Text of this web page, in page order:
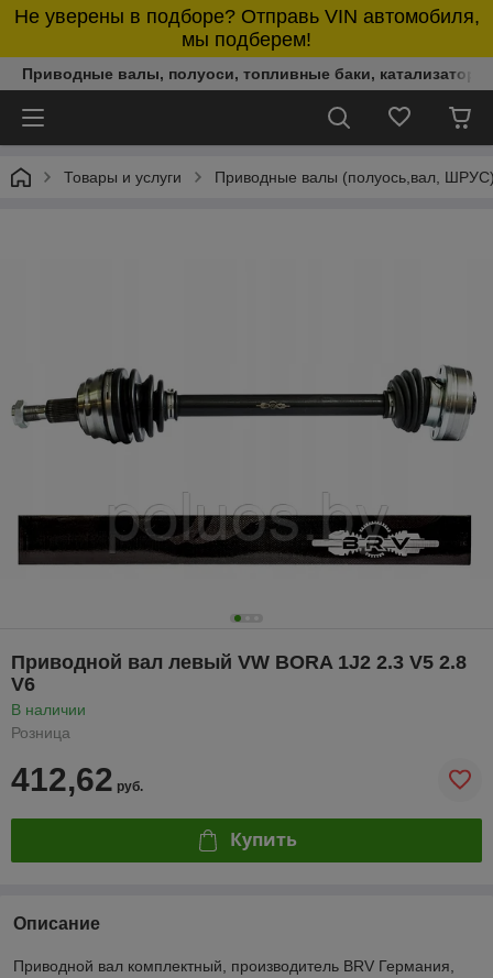
Не уверены в подборе? Отправь VIN автомобиля,
мы подберем!
Приводные валы, полуоси, топливные баки,
Товары и услуги Приводные валы (полуось,вал,
Приводной вал левый VW BORA 1J2 2.3 V5 2.8
V6
В наличии
Розница
412,62 руб.
Купить
Описание
Приводной вал комплектный, производитель BRV Германия,